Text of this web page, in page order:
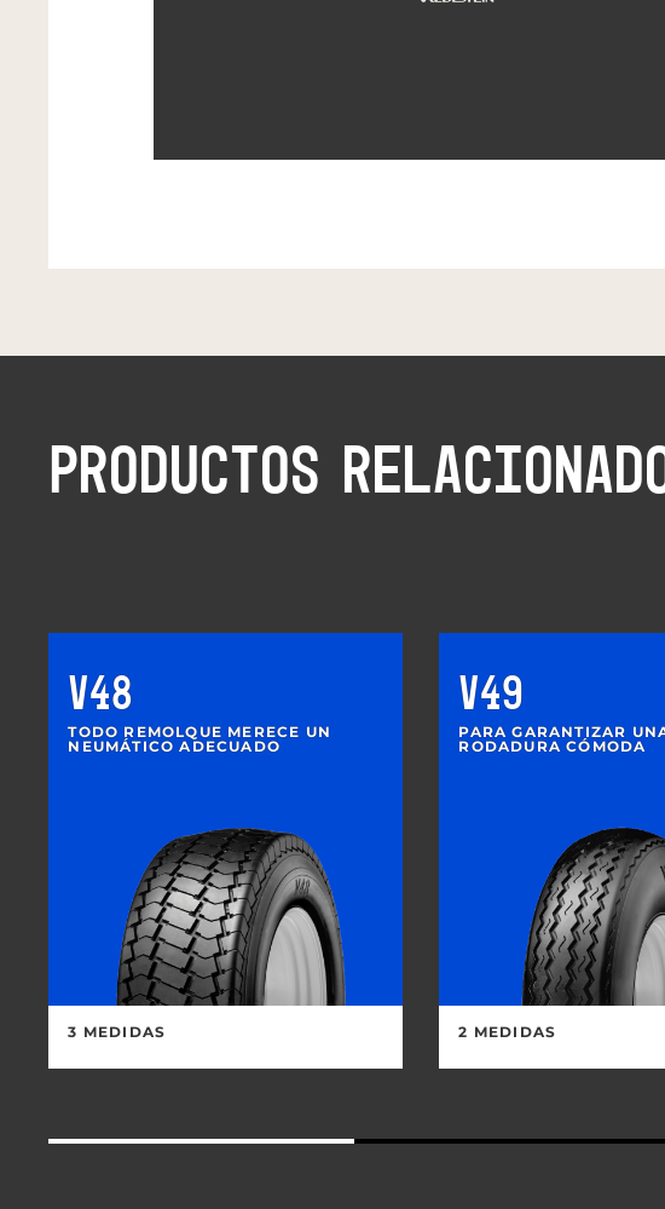
PRODUCTOS
V48
TODO REMOLQUE MERECE UN
NEUMÁTICO ADECUADO
3 MEDIDAS
V49
PARA GARANTIZAR
RODADURA CÓMODA
2 MEDIDAS